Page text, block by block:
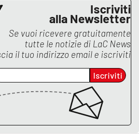
Iscriviti
alla Newsletter
Se vuoi ricevere gratuitamente
tutte le notizie di LaC News
il tuo indirizzo email e iscriviti
Iscriviti